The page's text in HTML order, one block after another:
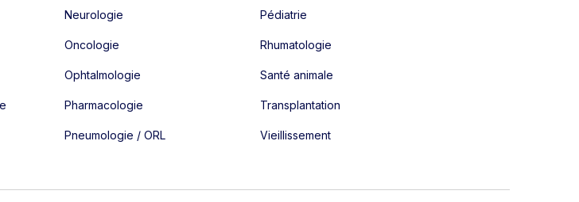
Neurologie
Oncologie
Ophtalmologie
Pharmacologie
Pneumologie / ORL
Pédiatrie
Rhumatologie
Santé animale
Transplantation
Vieillissement